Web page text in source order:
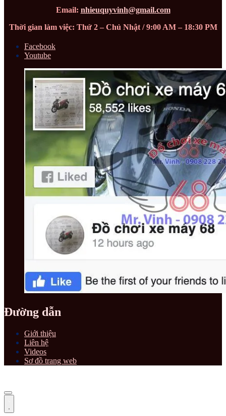
Email: nhieuquyvinh@gmail.com
Thời gian làm việc: Thứ 2 – Chủ Nhật / 9:00 AM – 18:30 PM
Facebook
Youtube
Đường dẫn
Giới thiệu
Liên hệ
Videos
Sơ đồ trang web